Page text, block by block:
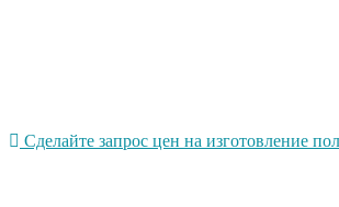
Сделайте запрос цен на изготовление